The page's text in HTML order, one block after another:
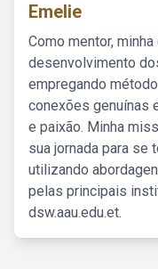
Emelie
Como mentor,
desenvolvimento
empregando
conexões genuínas
e paixão. Minha
sua jornada para se
utilizando
pelas principais
dsw.aau.edu.et.